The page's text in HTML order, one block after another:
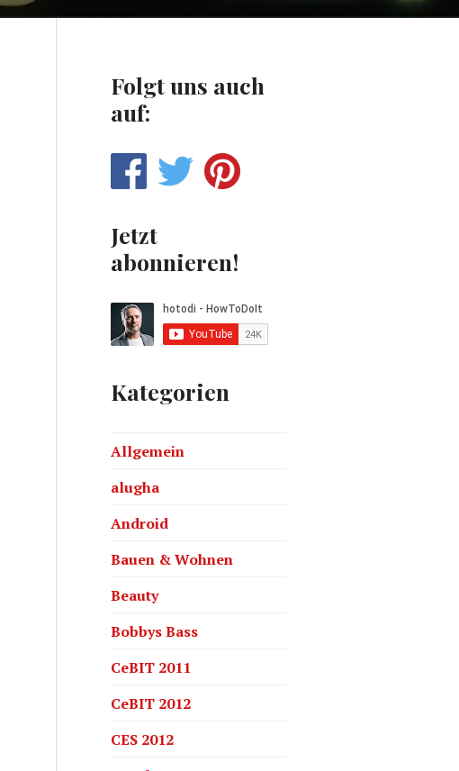
Folgt uns auch
auf:
Jetzt
abonnieren!
Kategorien
Allgemein
alugha
Android
Bauen & Wohnen
Beauty
Bobbys Bass
CeBIT 2011
CeBIT 2012
CES 2012